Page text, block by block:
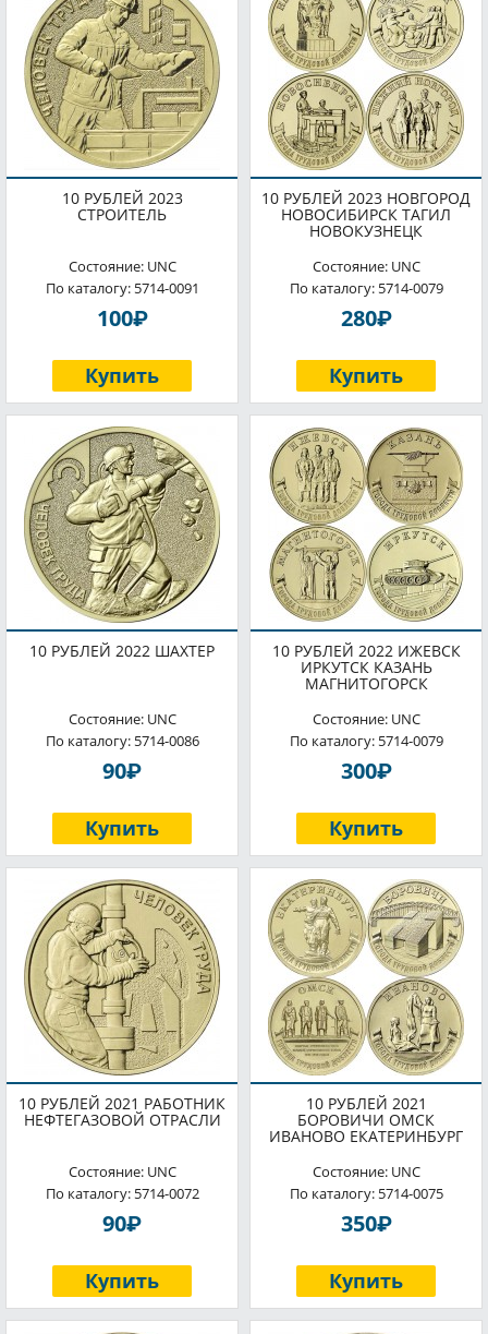
10 РУБЛЕЙ 2023
СТРОИТЕЛЬ
Состояние: UNC
По каталогу: 5714-0091
100P
Купить
10 РУБЛЕЙ 2023 НОВГОРОД
НОВОСИБИРСК ТАГИЛ
НОВОКУЗНЕЦК
Состояние: UNC
По каталогу: 5714-0079
280P
Купить
10 РУБЛЕЙ 2022 ШАХТЕР
Состояние: UNC
По каталогу: 5714-0086
90P
Купить
10 РУБЛЕЙ 2022 ИЖЕВСК
ИРКУТСК КАЗАНЬ
МАГНИТОГОРСК
Состояние: UNC
По каталогу: 5714-0079
300P
Купить
10 РУБЛЕЙ 2021 РАБОТНИК
НЕФТЕГАЗОВОЙ ОТРАСЛИ
Состояние: UNC
По каталогу: 5714-0072
90P
Купить
10 РУБЛЕЙ 2021
БОРОВИЧИ ОМСК
ИВАНОВО ЕКАТЕРИНБУРГ
Состояние: UNC
По каталогу: 5714-0075
350P
Купить